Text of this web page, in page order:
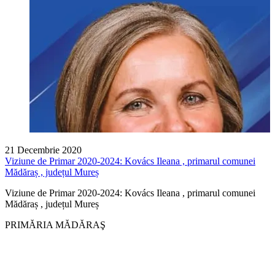
21 Decembrie 2020
Viziune de Primar 2020-2024: Kovács Ileana , primarul comunei
Mădăraș , județul Mureș
Viziune de Primar 2020-2024: Kovács Ileana , primarul comunei
Mădăraș , județul Mureș
PRIMĂRIA MĂDĂRAŞ